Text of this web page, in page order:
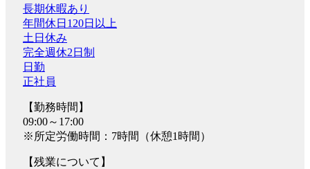
長期休暇あり
年間休日120日以上
土日休み
完全週休2日制
日勤
正社員
【勤務時間】
09:00～17:00
※所定労働時間：7時間（休憩1時間）
【残業について】